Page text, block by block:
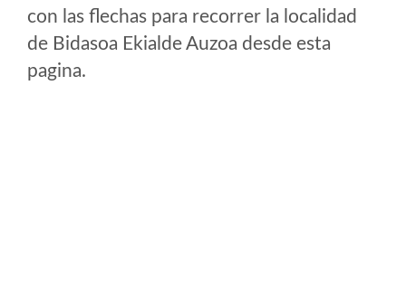
con las flechas para recorrer la localidad
de Bidasoa Ekialde Auzoa desde esta
pagina.